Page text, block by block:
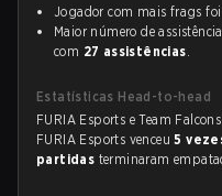
Jogador com mais frags foi
Maior número de
com 27 assistências.
Estatísticas Head-to-head
FURIA Esports e Team
FURIA Esports venceu5
partidas terminaram